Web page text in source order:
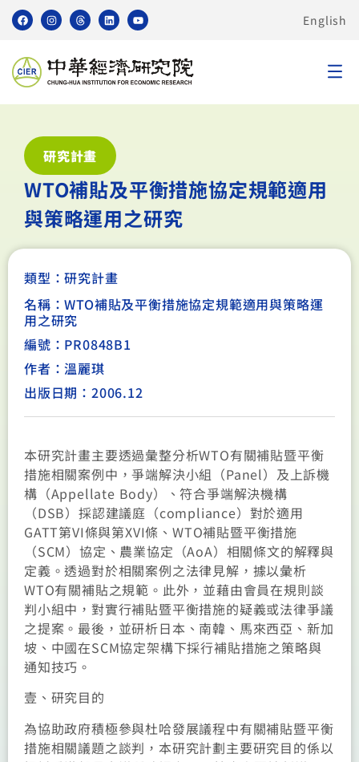
English
研究計畫
WTO補貼及平衡措施協定規範適用
與策略運用之研究
類型：研究計畫
名稱：WTO補貼及平衡措施協定規範適用與策略運
用之研究
編號：PR0848B1
作者：溫麗琪
出版日期：2006.12
本研究計畫主要透過彙整分析WTO有關補貼暨平衡
措施相關案例中，爭端解決小組（Panel）及上訴機
構（Appellate Body）、符合爭端解決機構
（DSB）採認建議庭（compliance）對於適用
GATT第VI條與第XVI條、WTO補貼暨平衡措施
（SCM）協定、農業協定（AoA）相關條文的解釋與
定義。透過對於相關案例之法律見解，據以彙析
WTO有關補貼之規範。此外，並藉由會員在規則談
判小組中，對實行補貼暨平衡措施的疑義或法律爭議
之提案。最後，並研析日本、南韓、馬來西亞、新加
坡、中國在SCM協定架構下採行補貼措施之策略與
通知技巧。
壹、研究目的
為協助政府積極參與杜哈發展議程中有關補貼暨平衡
措施相關議題之談判，本研究計劃主要研究目的係以